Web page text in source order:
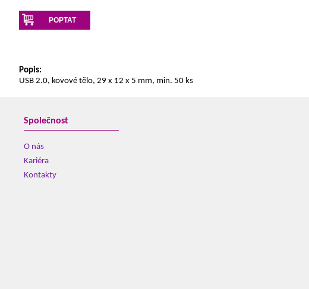
POPTAT
Popis:
USB 2.0, kovové tělo, 29 x 12 x 5 mm, min. 50 ks
Společnost
O nás
Kariéra
Kontakty